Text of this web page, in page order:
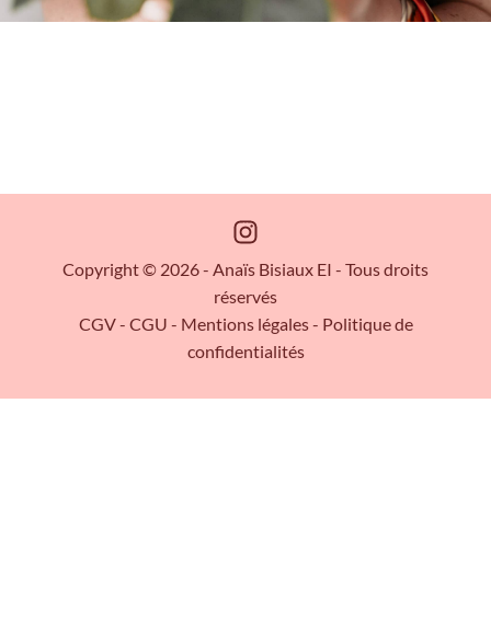
Copyright © 2026 - Anaïs Bisiaux EI - Tous droits
réservés
CGV- CGU - Mentions légales- Politique de
confidentialités